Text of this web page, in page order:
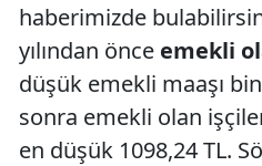
haberimizde
yılından önce emekli
düşük emekli maaşı bin
sonra emekli olan
en düşük 1098,24 TL.